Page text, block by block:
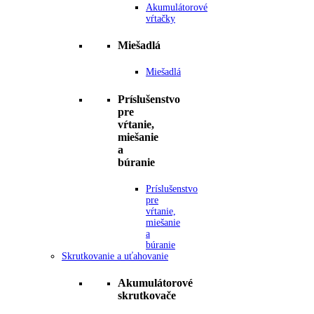
Akumulátorové
vŕtačky
Miešadlá
Miešadlá
Príslušenstvo
pre
vŕtanie,
miešanie
a
búranie
Príslušenstvo
pre
vŕtanie,
miešanie
a
búranie
Skrutkovanie a uťahovanie
Akumulátorové
skrutkovače